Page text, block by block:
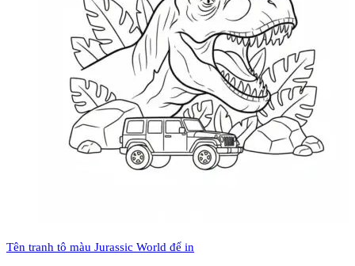
Tên tranh tô màu Jurassic World để in